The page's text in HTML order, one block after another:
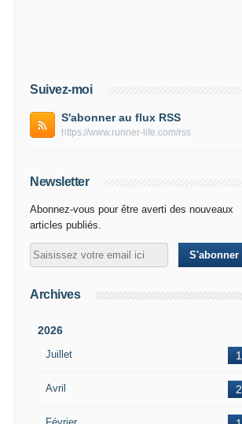
Suivez-moi
S'abonner au flux RSS
https://www.runner-life.com/rss
Newsletter
Abonnez-vous pour être averti des nouveaux
articles publiés.
Archives
2026
Juillet 1
Avril 2
Février